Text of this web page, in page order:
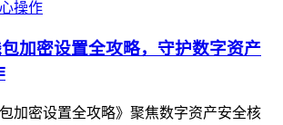
加密设置全攻略，守护数字资产
包加密设置全攻略》聚焦数字资产安全核